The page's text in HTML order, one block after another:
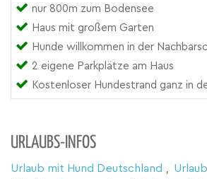
nur 800m zum Bodensee
Haus mit großem Garten
Hunde willkommen in der
2 eigene Parkplätze am Haus
Kostenloser Hundestrand ganz in
URLAUBS-INFOS
Urlaub mit Hund Deutschland